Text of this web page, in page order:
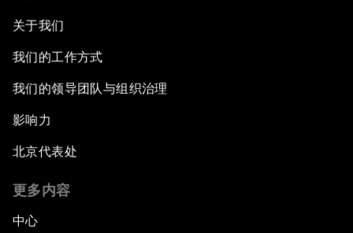
关于我们
我们的工作方式
我们的领导团队与组织治理
影响力
北京代表处
更多内容
中心